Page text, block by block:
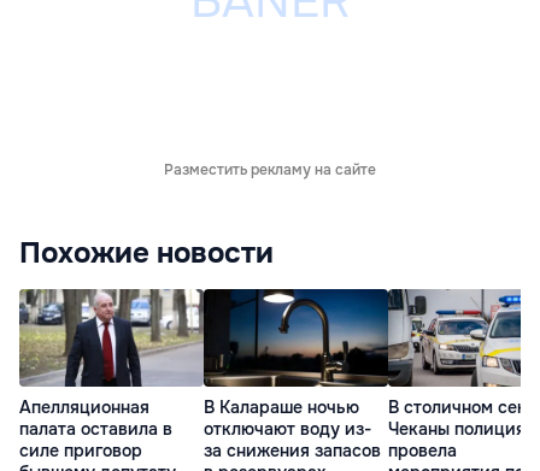
Разместить рекламу на сайте
Похожие новости
Апелляционная
палата оставила в
силе приговор
В Калараше ночью
отключают воду из-
за снижения запасов
В столичном
Чеканы полиция
провела